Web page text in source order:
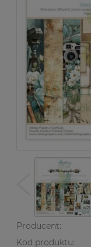
Producent:
Kod produktu: